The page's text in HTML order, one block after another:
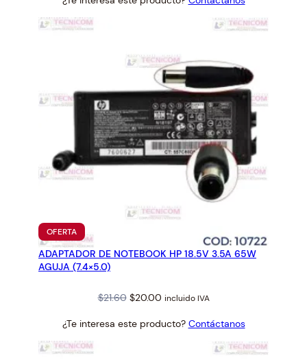
was:
is:
OFERTAPRODUCTO
EN
OFERTA
ADAPTADOR DE NOTEBOOK HP 18.5V 3.5A 65W
AGUJA (7.4×5.0)
$21.60 Original
was:
$20.00Current
is:
incluido IVA
¿Te interesa este producto? Contáctanos